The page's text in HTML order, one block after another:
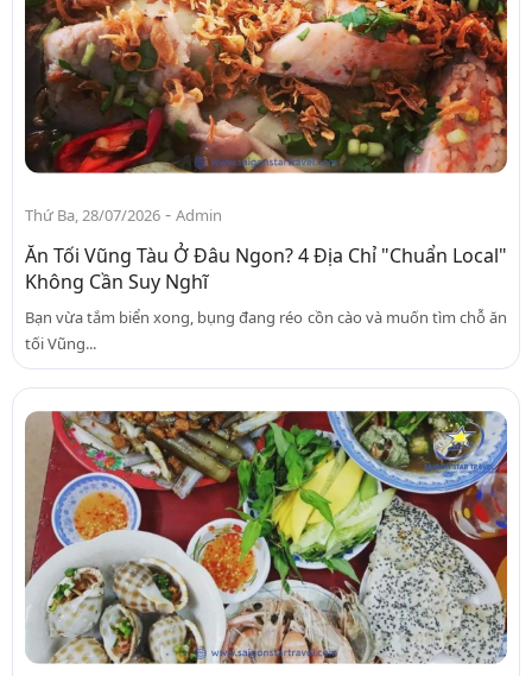
Thứ Ba, 28/07/2026 - Admin
Ăn Tối Vũng Tàu Ở Đâu Ngon? 4 Địa Chỉ "Chuẩn Local"
Không Cần Suy Nghĩ
Bạn vừa tắm biển xong, bụng đang réo cồn cào và muốn tìm chỗ ăn
tối Vũng...